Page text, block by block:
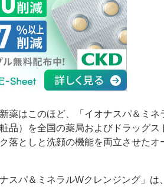
薬はこのほど、「イオナスパ＆ミネ
品）を全国の薬局およびドラッグス
落としと洗顔の機能を両立させたオ
スパ＆ミネラルWクレンジング」は